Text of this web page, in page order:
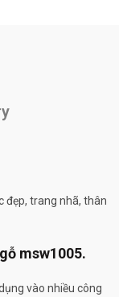
đẹp, trang nhã, thân
msw1005.
vào nhiều công